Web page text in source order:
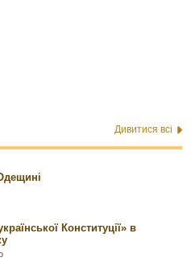
Дивитися всі
Конституції» в